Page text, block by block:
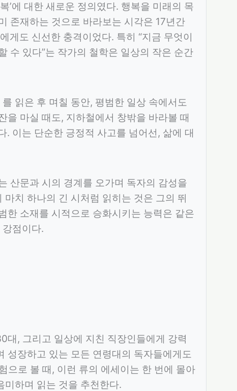
’에 대한 새로운 정의였다. 행복을 미래의 목
존재하는 것으로 바라보는 시각은 17년간
게도 신선한 충격이었다. 특히 “지금 무엇이
수 있다”는 작가의 철학은 일상의 작은 순간
읽은 후 며칠 동안, 평범한 일상 속에서도
을 마실 때도, 지하철에서 창밖을 바라볼 때
. 이는 단순한 긍정적 사고를 넘어선, 삶에 대
산문과 시의 경계를 오가며 독자의 감성을
치 하나의 긴 시처럼 읽히는 것은 그의 뛰
한 소재를 시적으로 승화시키는 능력은 같은
점이다.
, 그리고 일상에 지친 직장인들에게 강력
성장하고 있는 모든 연령대의 독자들에게도
으로 볼 때, 이런 류의 에세이는 한 번에 몰아
미하며 읽는 것을 추천한다.